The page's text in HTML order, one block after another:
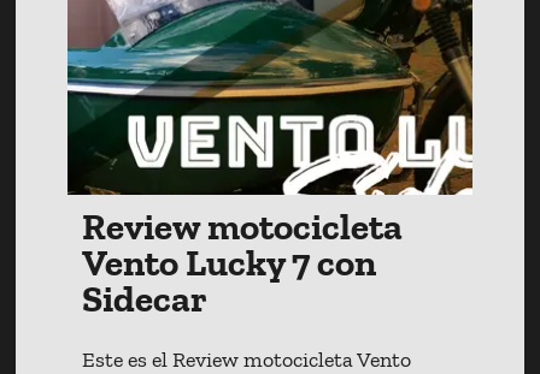
Review motocicleta
Vento Lucky 7 con
Sidecar
Este es el Review motocicleta Vento